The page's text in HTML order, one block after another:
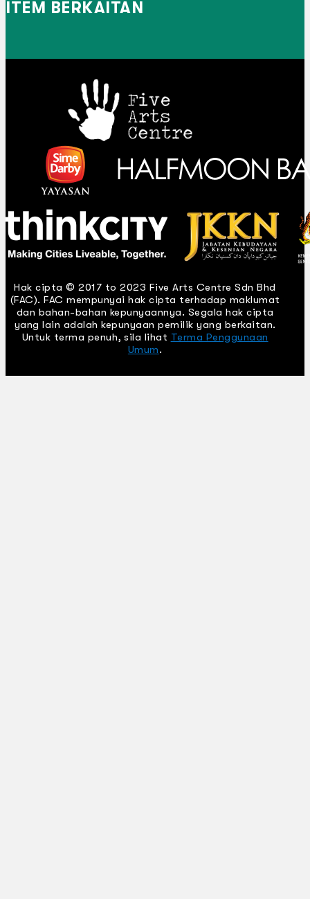
ITEM BERKAITAN
Hak cipta © 2017 to 2023 Five Arts Centre Sdn Bhd
(FAC). FAC mempunyai hak cipta terhadap maklumat
dan bahan-bahan kepunyaannya. Segala hak cipta
yang lain adalah kepunyaan pemilik yang berkaitan.
Untuk terma penuh, sila lihat Terma Penggunaan
Umum.